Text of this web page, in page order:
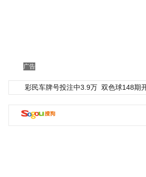
广告
彩民车牌号投注中3.9万 双色球148期